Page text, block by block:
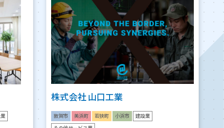
株式会社 山口工業
敦賀市 美浜町 若狭町 小浜市 建設業